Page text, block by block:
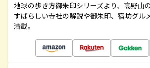
地球の歩き方御朱印シリーズより、高野山
すばらしい寺社の解説や御朱印、宿坊グル
満載。